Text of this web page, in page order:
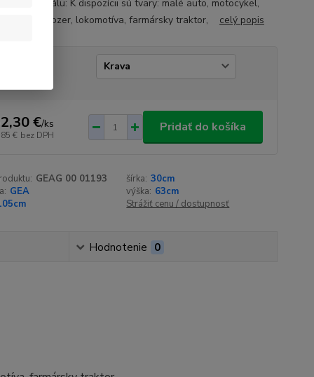
z materiálu: K dispozícii sú tvary: malé auto, motocykel,
vláčik, buldozer, lokomotíva, farmársky traktor, celý popis
€/ks
€ bez DPH
Pridať do košíka
GEAG 00 01193 šírka: 30cm
GEA výška: 63cm
Strážiť cenu / dostupnosť
Hodnotenie 0